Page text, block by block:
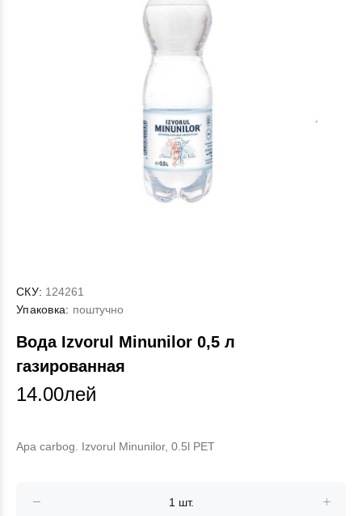
СКУ: 124261
Упаковка: поштучно
Вода Izvorul Minunilor 0,5 л
газированная
14.00лей
Apa carbog. Izvorul Minunilor, 0.5l PET